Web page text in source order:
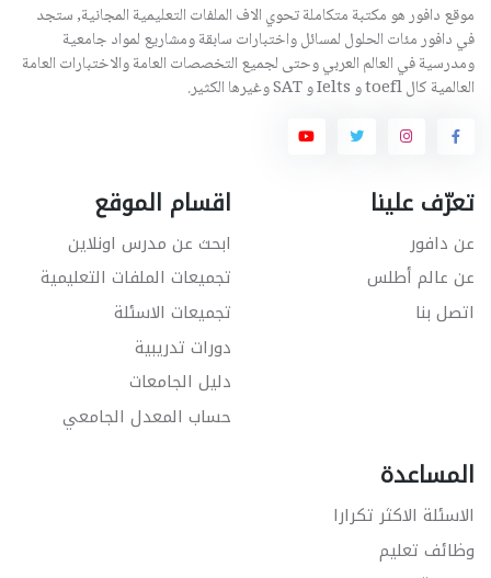
موقع دافور هو مكتبة متكاملة تحوي الاف الملفات التعليمية المجانية, ستجد
في دافور مئات الحلول لمسائل واختبارات سابقة ومشاريع لمواد جامعية
ومدرسية في العالم العربي وحتى لجميع التخصصات العامة والاختبارات العامة
العالمية كال toefl و Ielts و SAT وغيرها الكثير.
تعرّف علينا
عن دافور
عن عالم أطلس
اتصل بنا
اقسام الموقع
ابحث عن مدرس اونلاين
تجميعات الملفات التعليمية
تجميعات الاسئلة
دورات تدريبية
دليل الجامعات
حساب المعدل الجامعي
المساعدة
الاسئلة الاكثر تكرارا
وظائف تعليم